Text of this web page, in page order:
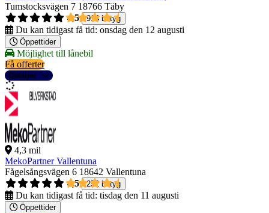
Tumstocksvägen 7 18766 Täby
4,5
914 betyg
Du kan tidigast få tid: onsdag den 12 augusti
Öppettider
Möjlighet till lånebil
Få offerter
Detaljer
4,3 mil
MekoPartner Vallentuna
Fågelsångsvägen 6 18642 Vallentuna
4,5
252 betyg
Du kan tidigast få tid: tisdag den 11 augusti
Öppettider